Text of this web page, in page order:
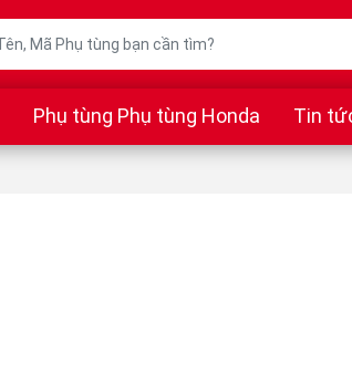
Phụ tùng Phụ tùng Honda Tin